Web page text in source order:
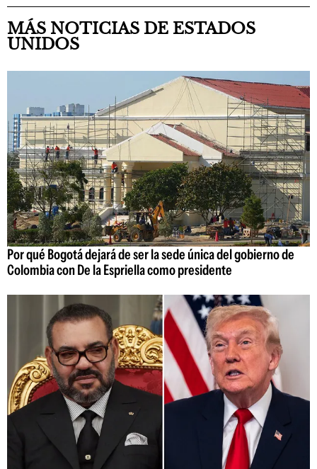
MÁS NOTICIAS DE ESTADOS
UNIDOS
Por qué Bogotá dejará de ser la sede única del gobierno de
Colombia con De la Espriella como presidente